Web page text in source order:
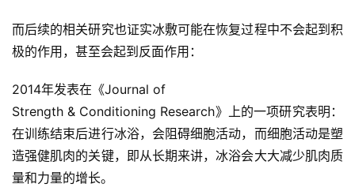
而后续的相关研究也证实冰敷可能在恢复过程中不会起到积
极的作用，甚至会起到反面作用：
2014年发表在《Journal of
Strength & Conditioning Research》上的一项研究表明：
在训练结束后进行冰浴，会阻碍细胞活动，而细胞活动是塑
造强健肌肉的关键，即从长期来讲，冰浴会大大减少肌肉质
量和力量的增长。